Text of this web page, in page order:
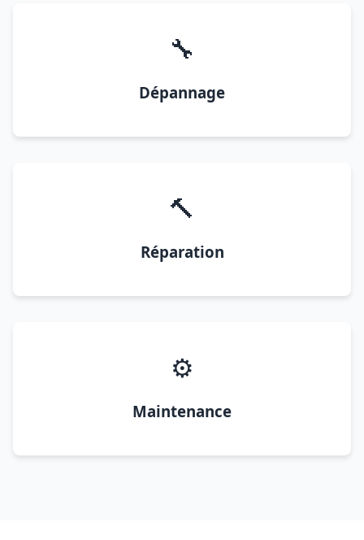
🔧
Dépannage
🔨
Réparation
⚙️
Maintenance